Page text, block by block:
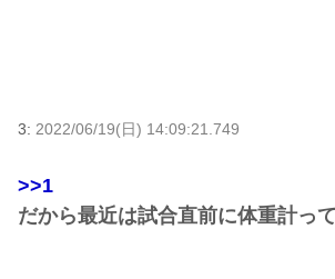
3: 2022/06/19(日) 14:09:21.749
>>1
だから最近は試合直前に体重計っ